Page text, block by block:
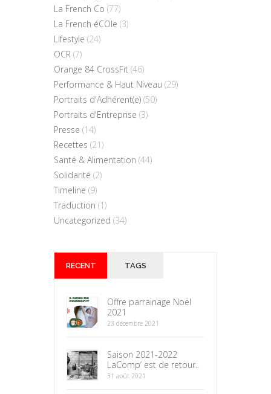
La French Co (77)
La French éCOle (3)
Lifestyle (24)
OCR (7)
Orange 84 CrossFit (46)
Performance & Haut Niveau (29)
Portraits d'Adhérent(e) (50)
Portraits d'Entreprise (3)
Presse (14)
Recettes (21)
Santé & Alimentation (44)
Solidarité (2)
Timeline (9)
Traduction (1)
Uncategorized (34)
RECENT TAGS
Offre parrainage Noël
2021
23 décembre 2021
Saison 2021-2022
LaComp’ est de retour..
31 août 2021